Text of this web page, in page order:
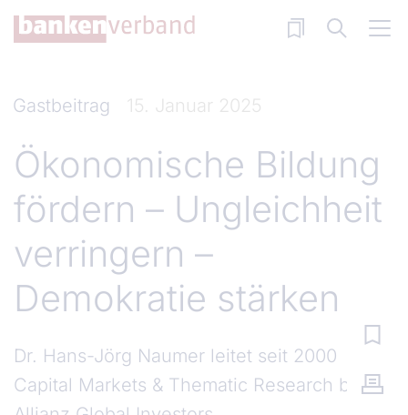
Direkt zum Inhalt
Gastbeitrag 15. Januar 2025
Ökonomische Bildung
fördern – Ungleichheit
verringern –
Demokratie stärken
Dr. Hans-Jörg Naumer leitet seit 2000
Capital Markets & Thematic Research bei